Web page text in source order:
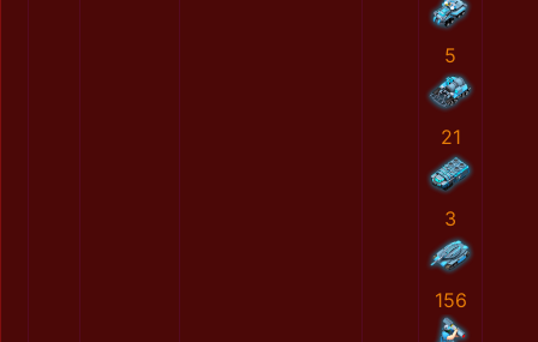
5
21
3
156